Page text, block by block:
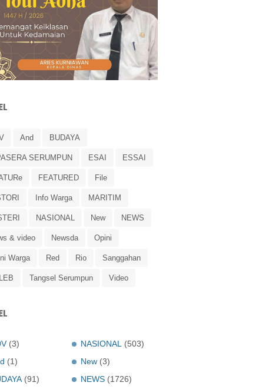
And BUDAYA
SERUMPUN ESAI ESSAI
FEATURED File
Info Warga MARITIM
NASIONAL New NEWS
& video Newsda Opini
Warga Red Rio Sanggahan
Tangsel Serumpun Video
(3)
(1)
(91)
NASIONAL
(503)
New (3)
NEWS (1726)